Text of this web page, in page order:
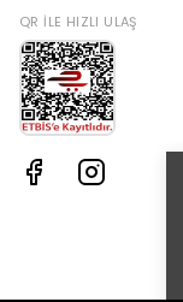
QR ILE HIZLI ULAŞ